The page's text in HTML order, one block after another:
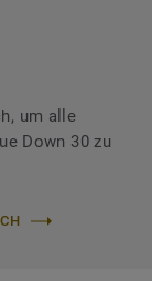
um alle
Down 30 zu